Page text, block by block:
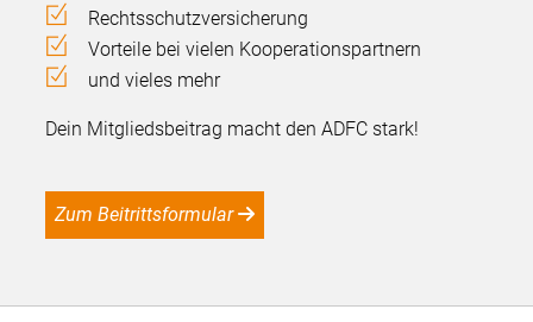
Rechtsschutzversicherung
Vorteile bei vielen Kooperationspartnern
und vieles mehr
Dein Mitgliedsbeitrag macht den ADFC stark!
Zum Beitrittsformular